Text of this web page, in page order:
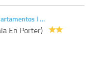
I …
En Porter)